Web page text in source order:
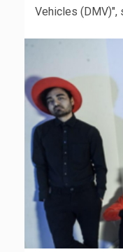
Vehicles (DMV)",